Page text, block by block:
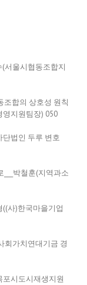
(서울시협동조합지
조합의 상호성 원칙
영지원팀장) 050
단법인 두루 변호
박철훈(지역과소
((사)한국마을기업
회가치연대기금 경
포시도시재생지원